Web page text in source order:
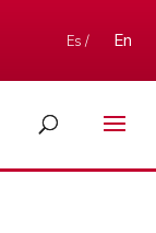
Es / En